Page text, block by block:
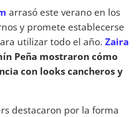
arrasó este verano en los
y promete establecerse
utilizar todo el año. Zaira
Peña mostraron cómo
con looks cancheros y
destacaron por la forma